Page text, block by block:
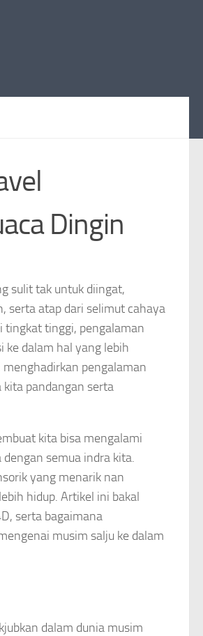
Dingin
sulit tak untuk diingat,
serta atap dari selimut cahaya
tingkat tinggi, pengalaman
ke dalam hal yang lebih
pengalaman
pandangan serta
kita bisa mengalami
semua indra kita.
yang menarik nan
hidup. Artikel ini bakal
serta bagaimana
musim salju ke dalam
dalam dunia musim